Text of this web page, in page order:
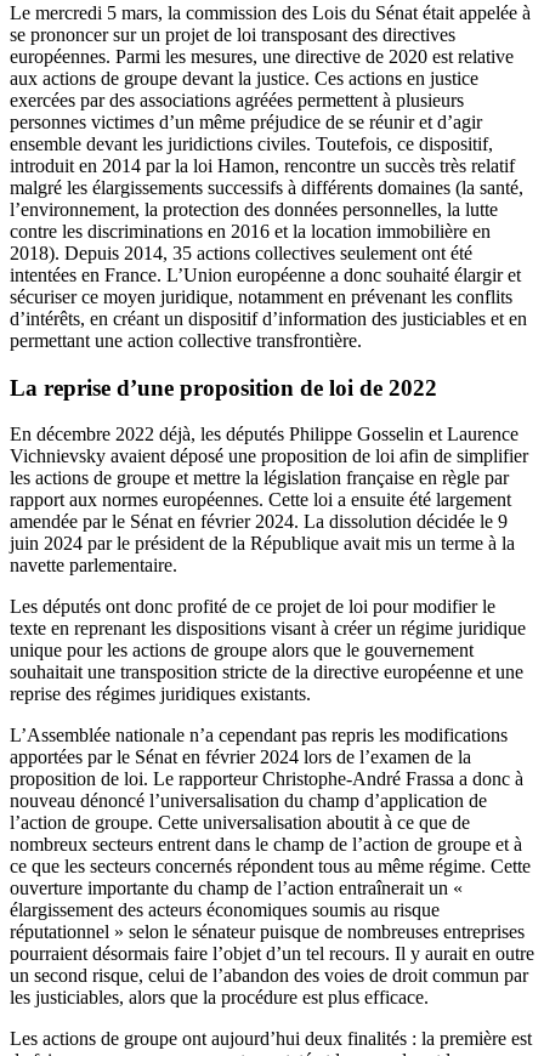
Le mercredi 5 mars, la commission des Lois du Sénat était appelée à
se prononcer sur un projet de loi transposant des directives
européennes. Parmi les mesures, une directive de 2020 est relative
aux actions de groupe devant la justice. Ces actions en justice
exercées par des associations agréées permettent à plusieurs
personnes victimes d’un même préjudice de se réunir et d’agir
ensemble devant les juridictions civiles. Toutefois, ce dispositif,
introduit en 2014 par la loi Hamon, rencontre un succès très relatif
malgré les élargissements successifs à différents domaines (la santé,
l’environnement, la protection des données personnelles, la lutte
contre les discriminations en 2016 et la location immobilière en
2018). Depuis 2014, 35 actions collectives seulement ont été
intentées en France. L’Union européenne a donc souhaité élargir et
sécuriser ce moyen juridique, notamment en prévenant les conflits
d’intérêts, en créant un dispositif d’information des justiciables et en
permettant une action collective transfrontière.
La reprise d’une proposition de loi de 2022
En décembre 2022 déjà, les députés Philippe Gosselin et Laurence
Vichnievsky avaient déposé une proposition de loi afin de simplifier
les actions de groupe et mettre la législation française en règle par
rapport aux normes européennes. Cette loi a ensuite été largement
amendée par le Sénat en février 2024. La dissolution décidée le 9
juin 2024 par le président de la République avait mis un terme à la
navette parlementaire.
Les députés ont donc profité de ce projet de loi pour modifier le
texte en reprenant les dispositions visant à créer un régime juridique
unique pour les actions de groupe alors que le gouvernement
souhaitait une transposition stricte de la directive européenne et une
reprise des régimes juridiques existants.
L’Assemblée nationale n’a cependant pas repris les modifications
apportées par le Sénat en février 2024 lors de l’examen de la
proposition de loi. Le rapporteur Christophe-André Frassa a donc à
nouveau dénoncé l’universalisation du champ d’application de
l’action de groupe. Cette universalisation aboutit à ce que de
nombreux secteurs entrent dans le champ de l’action de groupe et à
ce que les secteurs concernés répondent tous au même régime. Cette
ouverture importante du champ de l’action entraînerait un «
élargissement des acteurs économiques soumis au risque
réputationnel » selon le sénateur puisque de nombreuses entreprises
pourraient désormais faire l’objet d’un tel recours. Il y aurait en outre
un second risque, celui de l’abandon des voies de droit commun par
les justiciables, alors que la procédure est plus efficace.
Les actions de groupe ont aujourd’hui deux finalités : la première est